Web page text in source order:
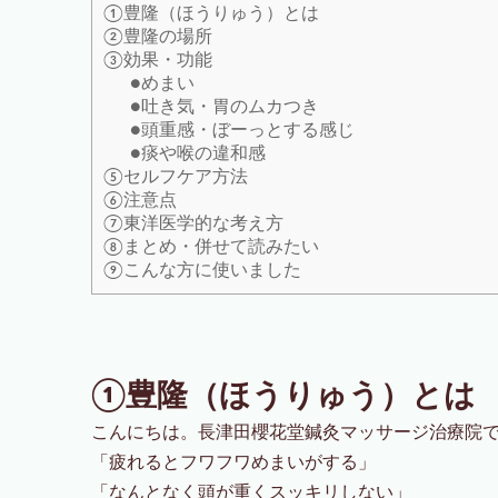
①豊隆（ほうりゅう）とは
②豊隆の場所
③効果・功能
●めまい
●吐き気・胃のムカつき
●頭重感・ぼーっとする感じ
●痰や喉の違和感
⑤セルフケア方法
⑥注意点
⑦東洋医学的な考え方
⑧まとめ・併せて読みたい
⑨こんな方に使いました
①豊隆（ほうりゅう）とは
こんにちは。長津田櫻花堂鍼灸マッサージ治療院
「疲れるとフワフワめまいがする」
「なんとなく頭が重くスッキリしない」